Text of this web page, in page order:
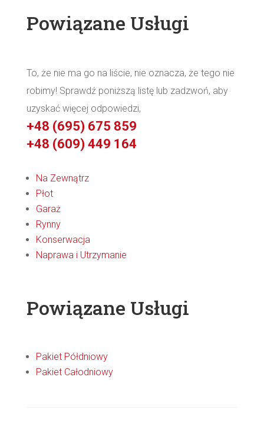
Powiązane Usługi
To, że nie ma go na liście, nie oznacza, że ​​tego nie
robimy! Sprawdź poniższą listę lub zadzwoń, aby
uzyskać więcej odpowiedzi,
+48 (695) 675 859
+48 (609) 449 164
Na Zewnątrz
Płot
Garaż
Rynny
Konserwacja
Naprawa i Utrzymanie
Powiązane Usługi
Pakiet Półdniowy
Pakiet Całodniowy